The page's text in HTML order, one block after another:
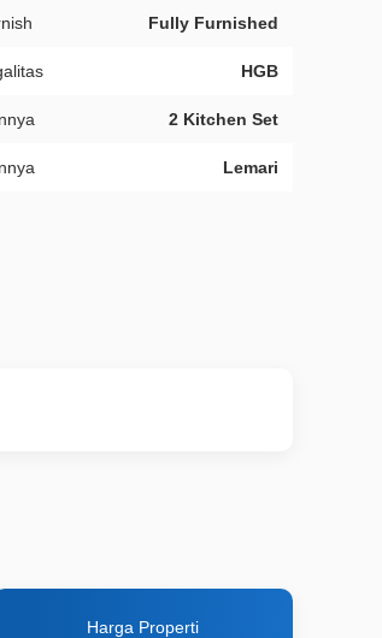
Fully Furnished
HGB
2 Kitchen Set
Lemari
Harga Properti